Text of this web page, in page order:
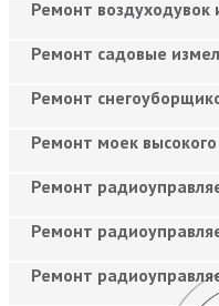
Ремонт воздуходувок
Ремонт садовые
Ремонт
Ремонт моек
Ремонт
Ремонт
Ремонт